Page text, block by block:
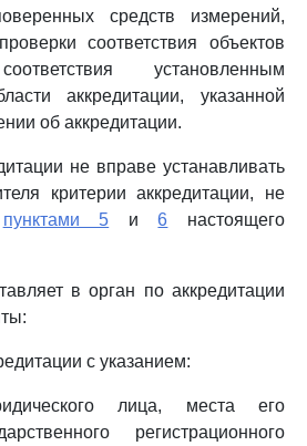
средств измерений,
соответствия объектов
установленным
аккредитации, указанной
об аккредитации.
не вправе устанавливать
критерии аккредитации, не
пунктами 5 и6 настоящего
в орган по аккредитации
с указанием:
лица, места его
регистрационного